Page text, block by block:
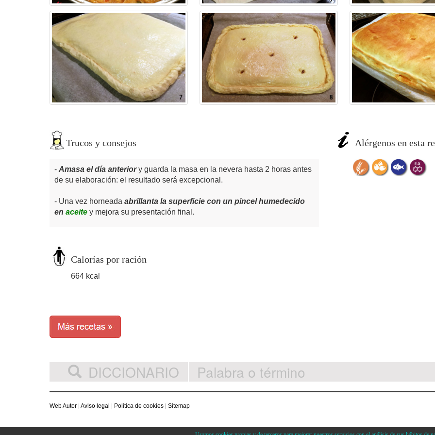
Trucos y consejos
Amasa el día anteriory guarda la masa en la nevera hasta 2 horas antes
de su elaboración: el resultado será excepcional.
Una vez horneada abrillanta la superficie con un pincel humedecido
en aceite y mejora su presentación final.
Alérgenos en esta
Calorías por ración
664 kcal
DICCIONARIO
Web Autor | Aviso legal | Política de cookies | Sitemap